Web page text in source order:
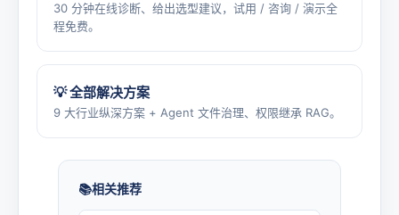
30 分钟在线诊断、给出选型建议，试用 / 咨询 / 演示全
程免费。
💡 全部解决方案
9 大行业纵深方案 + Agent 文件治理、权限继承 RAG。
相关推荐